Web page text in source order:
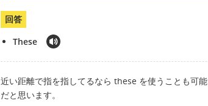
回答
These
近い距離で指を指してるなら these を使うことも可能
だと思います。